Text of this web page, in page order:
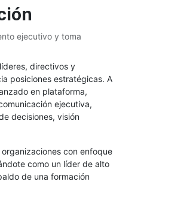
ejecutivo y toma
directivos y
posiciones estratégicas. A
en plataforma,
ejecutiva,
decisiones, visión
con enfoque
como un líder de alto
de una formación